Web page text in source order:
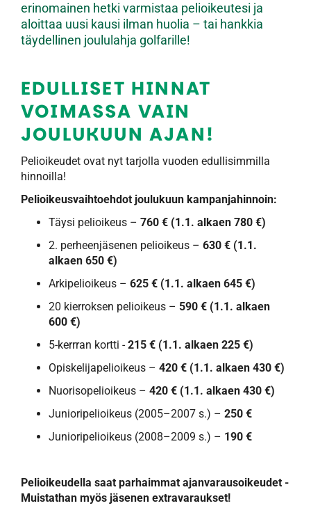
erinomainen hetki varmistaa pelioikeutesi ja
aloittaa uusi kausi ilman huolia – tai hankkia
täydellinen joululahja golfarille!
EDULLISET HINNAT
VOIMASSA VAIN
JOULUKUUN AJAN!
Pelioikeudet ovat nyt tarjolla vuoden edullisimmilla
hinnoilla!
Pelioikeusvaihtoehdot joulukuun kampanjahinnoin:
Täysi pelioikeus – 760 € (1.1. alkaen 780 €)
2. perheenjäsenen pelioikeus – 630 € (1.1.
alkaen 650 €)
Arkipelioikeus – 625 € (1.1. alkaen 645 €)
20 kierroksen pelioikeus – 590 € (1.1. alkaen
600 €)
5-kerrran kortti -215 € (1.1. alkaen 225 €)
Opiskelijapelioikeus – 420 € (1.1. alkaen 430 €)
Nuorisopelioikeus – 420 € (1.1. alkaen 430 €)
Junioripelioikeus (2005–2007 s.) – 250 €
Junioripelioikeus (2008–2009 s.) – 190 €
Pelioikeudella saat parhaimmat ajanvarausoikeudet -
Muistathan myös jäsenen extravaraukset!